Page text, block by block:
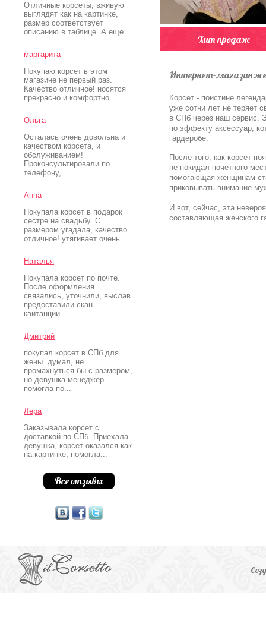
Отличные корсеты, вживую
выглядят как на картинке,
размер соответствует
описанию в таблице. А еще...
маргарита
Покупаю корсет в этом
магазине не первый раз.
Качество отличное! носятся
прекрасно и комфортно...
Ольга
Осталась очень довольна и
качеством корсета, и
обслуживанием!
Проконсультировали по
телефону,...
Анна
Покупала корсет в подарок
сестре на свадьбу. С
размером угадала, качество
отличное! утягивает очень...
Наталья
Покупала корсет по почте.
После оформления
связались, уточнили, выслав
предоставили скан
квитанции...
Дмитрий
покупал корсет в СПб для
жены. думал, не
промахнуться бы с размером,
но девушка-менеджер
помогла по...
Лера
Заказывала корсет с
доставкой по СПб. Приехала
девушка, корсет оказался как
на картинке, помогла...
Все отзывы
Хит продаж
Интернет-магазин
Корсет - поистине
уже сотни лет не теряет
в СПб через наш сервис.
по эффекту аксессуар,
гардеробе.
После того, как корсет
не покидал почетного
помогающая женщинам
приковывать внимание
И вот, сейчас, эта
составляющая женского